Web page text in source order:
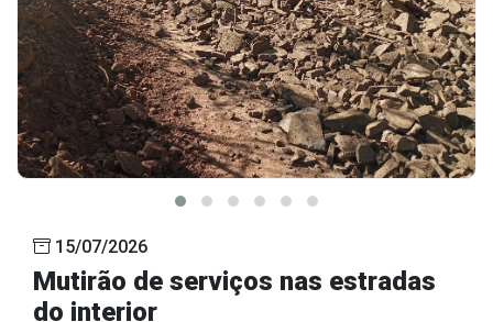
15/07/2026
Mutirão de serviços nas estradas
do interior